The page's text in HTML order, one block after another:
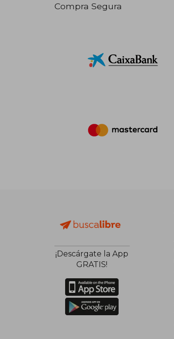
Compra Segura
¡Descárgate la App
GRATIS!